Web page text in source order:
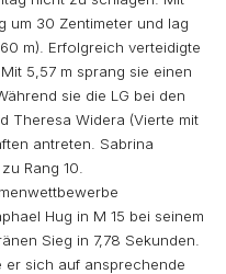
um 30 Zentimeter und lag
m). Erfolgreich verteidigte
5,57 m sprang sie einen
sie die LG bei den
Theresa Widera (Vierte mit
antreten. Sabrina
Rang 10.
Hug in M 15 bei seinem
Sieg in 7,78 Sekunden.
er sich auf ansprechende